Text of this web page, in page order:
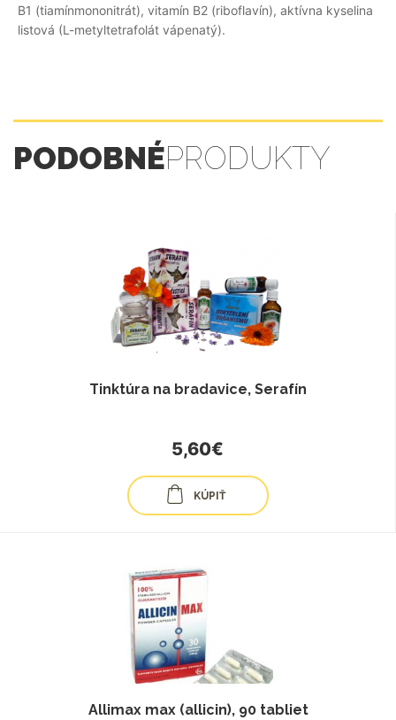
B1 (tiamínmononitrát), vitamín B2 (riboflavín), aktívna kyselina
listová (L-metyltetrafolát vápenatý).
PODOBNÉPRODUKTY
Tinktúra na bradavice, Serafín
5,60€
KÚPIŤ
Allimax max (allicin), 90 tabliet